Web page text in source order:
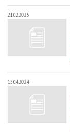
21.02.2025
15.04.2024